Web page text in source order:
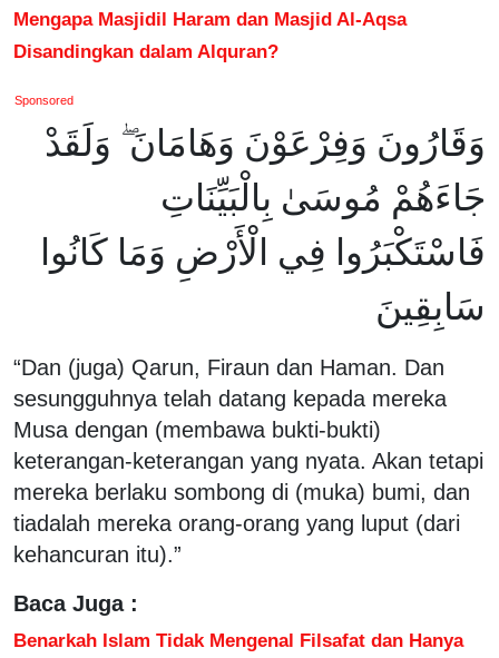
Mengapa Masjidil Haram dan Masjid Al-Aqsa
Disandingkan dalam Alquran?
Sponsored
وَقَارُونَ وَفِرْعَوْنَ وَهَامَانَ ۖ وَلَقَدْ
جَاءَهُمْ مُوسَىٰ بِالْبَيِّنَاتِ
فَاسْتَكْبَرُوا فِي الْأَرْضِ وَمَا كَانُوا
سَابِقِينَ
“Dan (juga) Qarun, Firaun dan Haman. Dan
sesungguhnya telah datang kepada mereka
Musa dengan (membawa bukti-bukti)
keterangan-keterangan yang nyata. Akan tetapi
mereka berlaku sombong di (muka) bumi, dan
tiadalah mereka orang-orang yang luput (dari
kehancuran itu).”
Baca Juga :
Benarkah Islam Tidak Mengenal Filsafat dan Hanya